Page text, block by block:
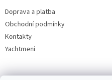
Doprava a platba
Obchodní podmínky
Kontakty
Yachtmeni